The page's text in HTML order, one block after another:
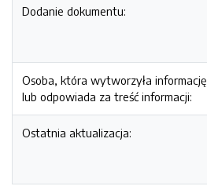
Dodanie dokumentu:
Osoba, która wytworzyła informację
lub odpowiada za treść informacji:
Ostatnia aktualizacja: